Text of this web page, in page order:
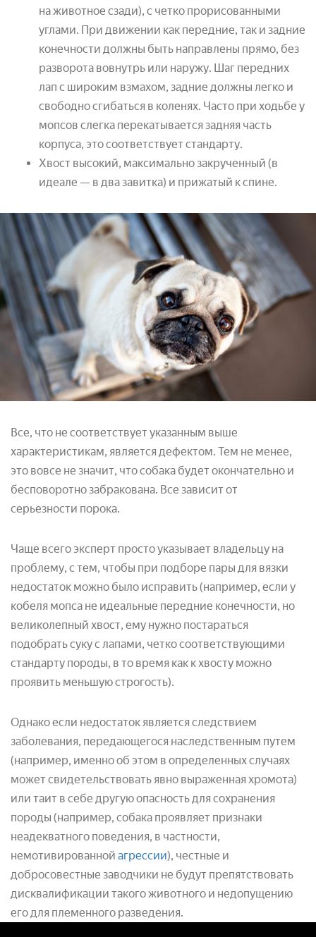
на животное сзади), с четко прорисованными
углами. При движении как передние, так и задние
конечности должны быть направлены прямо, без
разворота вовнутрь или наружу. Шаг передних
лап с широким взмахом, задние должны легко и
свободно сгибаться в коленях. Часто при ходьбе у
мопсов слегка перекатывается задняя часть
корпуса, это соответствует стандарту.
Хвост высокий, максимально закрученный (в
идеале — в два завитка) и прижатый к спине.
Все, что не соответствует указанным выше
характеристикам, является дефектом. Тем не менее,
это вовсе не значит, что собака будет окончательно и
бесповоротно забракована. Все зависит от
серьезности порока.
Чаще всего эксперт просто указывает владельцу на
проблему, с тем, чтобы при подборе пары для вязки
недостаток можно было исправить (например, если у
кобеля мопса не идеальные передние конечности, но
великолепный хвост, ему нужно постараться
подобрать суку с лапами, четко соответствующими
стандарту породы, в то время как к хвосту можно
проявить меньшую строгость).
Однако если недостаток является следствием
заболевания, передающегося наследственным путем
(например, именно об этом в определенных случаях
может свидетельствовать явно выраженная хромота)
или таит в себе другую опасность для сохранения
породы (например, собака проявляет признаки
неадекватного поведения, в частности,
немотивированной агрессии), честные и
добросовестные заводчики не будут препятствовать
дисквалификации такого животного и недопущению
его для племенного разведения.